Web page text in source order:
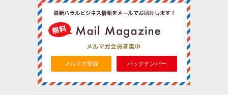
メルマガ登録 バックナンバー